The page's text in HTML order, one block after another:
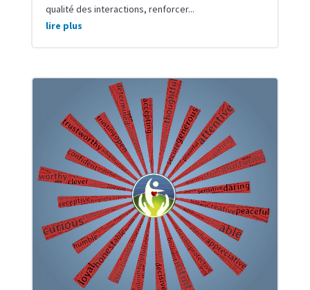
qualité des interactions, renforcer...
lire plus